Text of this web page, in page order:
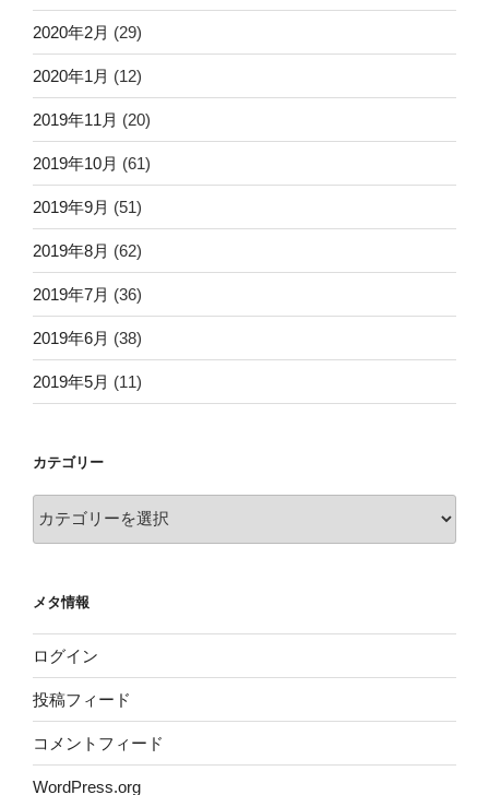
2020年2月 (29)
2020年1月 (12)
2019年11月 (20)
2019年10月 (61)
2019年9月 (51)
2019年8月 (62)
2019年7月 (36)
2019年6月 (38)
2019年5月 (11)
カテゴリー
テ
ー
メタ情報
ログイン
投稿フィード
コメントフィード
WordPress.org